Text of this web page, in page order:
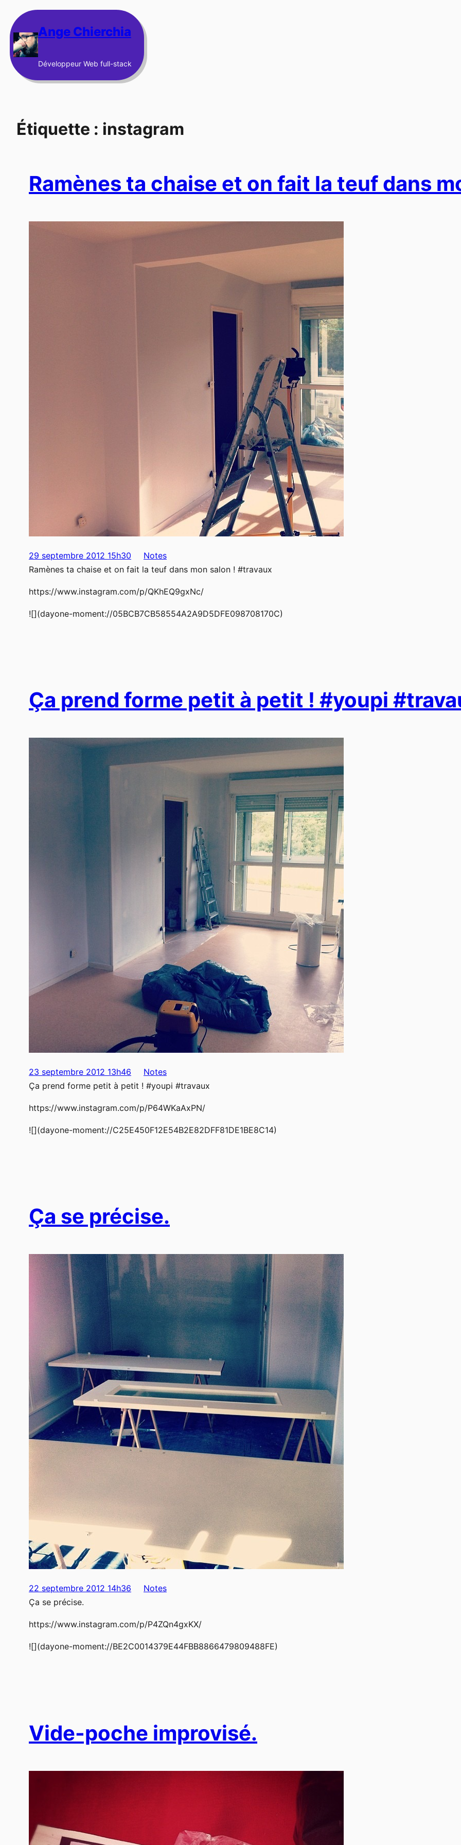
au
contenu Ange Chierchia
Développeur Web full-stack
Étiquette : instagram
Ramènes ta chaise et on fait la teuf dans
29 septembre 2012 15h30
Notes
Ramènes ta chaise et on fait la teuf dans mon salon ! #travaux
https://www.instagram.com/p/QKhEQ9gxNc/
![](dayone-moment://05BCB7CB58554A2A9D5DFE098708170C)
Ça prend forme petit à petit ! #youpi
23 septembre 2012 13h46
Notes
Ça prend forme petit à petit ! #youpi #travaux
https://www.instagram.com/p/P64WKaAxPN/
![](dayone-moment://C25E450F12E54B2E82DFF81DE1BE8C14)
Ça se précise.
22 septembre 2012 14h36
Notes
Ça se précise.
https://www.instagram.com/p/P4ZQn4gxKX/
![](dayone-moment://BE2C0014379E44FBB8866479809488FE)
Vide-poche improvisé.